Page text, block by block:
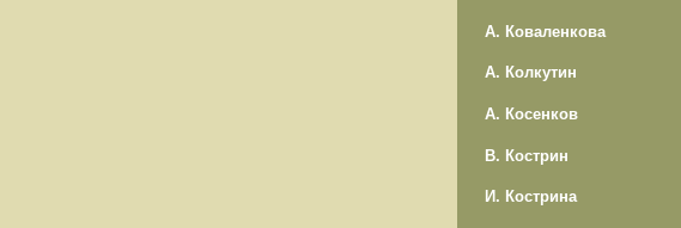
А. Коваленкова
А. Колкутин
А. Косенков
В. Кострин
И. Кострина